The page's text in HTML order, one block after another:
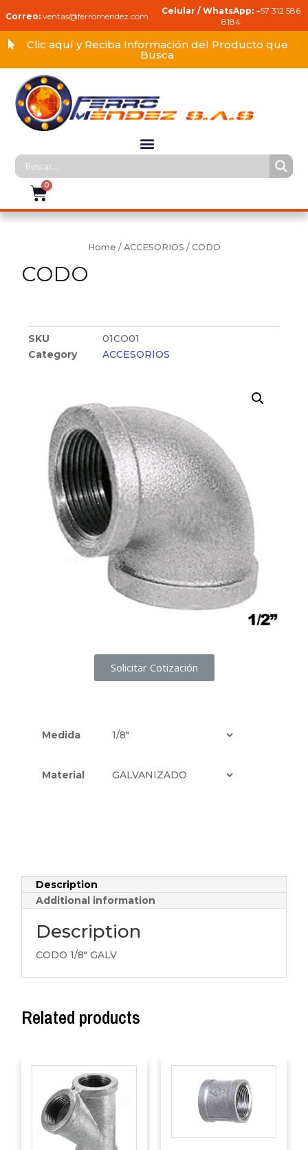
Correo: ventas@ferromendez.com
Celular / WhatsApp: +57 312 586
8184
Clic aquí y Reciba Información del Producto que
Busca
Home / ACCESORIOS / CODO
CODO
SKU
01CO01
Category
ACCESORIOS
Solicitar Cotización
Medida
Material
Description
Additional information
Description
CODO 1/8″ GALV
Related products